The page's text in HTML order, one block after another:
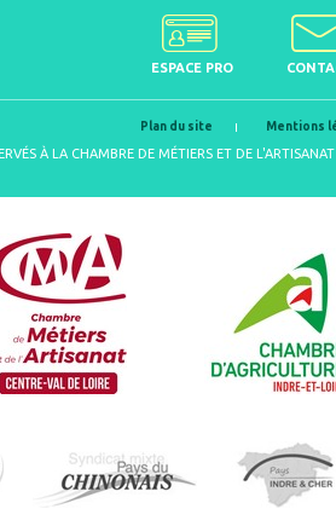
ESPACE PRO
Plan du site Mentions
À LA CHAMBRE DE MÉTIERS ET DE